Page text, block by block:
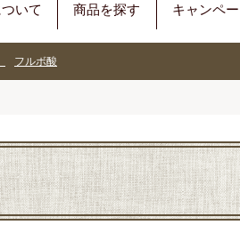
いて 商品を探す キャンペ
フルボ酸